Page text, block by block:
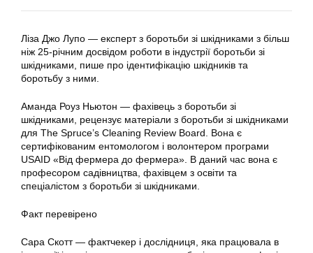
Ліза Джо Лупо — експерт з боротьби зі шкідниками з більш
ніж 25-річним досвідом роботи в індустрії боротьби зі
шкідниками, пише про ідентифікацію шкідників та
боротьбу з ними.
Аманда Роуз Ньютон — фахівець з боротьби зі
шкідниками, рецензує матеріали з боротьби зі шкідниками
для The Spruce’s Cleaning Review Board. Вона є
сертифікованим ентомологом і волонтером програми
USAID «Від фермера до фермера». В даний час вона є
професором садівництва, фахівцем з освіти та
спеціалістом з боротьби зі шкідниками.
Факт перевірено
Сара Скотт — фактчекер і дослідниця, яка працювала в